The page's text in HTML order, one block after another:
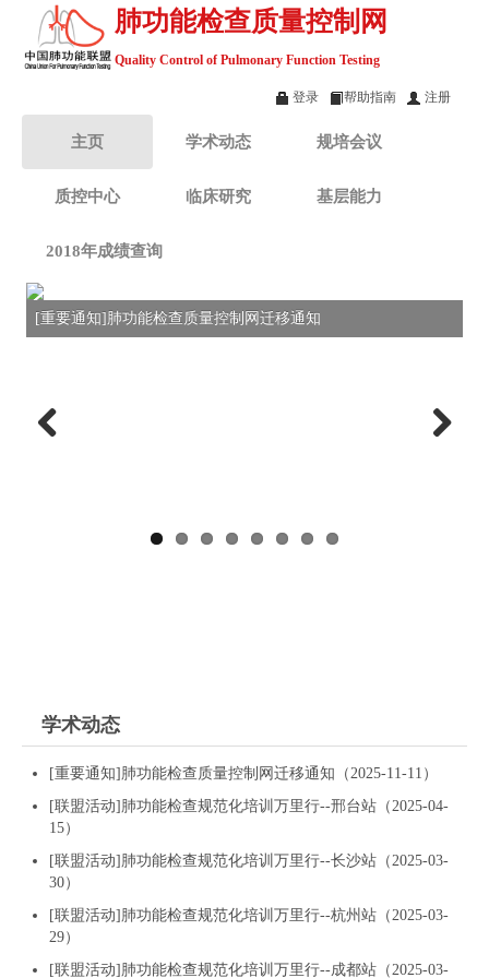
肺功能检查质量控制网
Quality Control of Pulmonary Function Testing
登录 帮助指南 注册
主页 学术动态 规培会议
质控中心 临床研究 基层能力
2018年成绩查询
[重要通知]肺功能检查质量控制网迁移通知
学术动态
[重要通知]肺功能检查质量控制网迁移通知（2025-11-11）
[联盟活动]肺功能检查规范化培训万里行--邢台站（2025-04-
15）
[联盟活动]肺功能检查规范化培训万里行--长沙站（2025-03-
30）
[联盟活动]肺功能检查规范化培训万里行--杭州站（2025-03-
29）
[联盟活动]肺功能检查规范化培训万里行--成都站（2025-03-